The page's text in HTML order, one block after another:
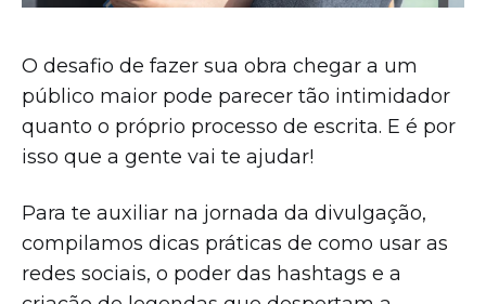
O desafio de fazer sua obra chegar a um
público maior pode parecer tão intimidador
quanto o próprio processo de escrita. E é por
isso que a gente vai te ajudar!
Para te auxiliar na jornada da divulgação,
compilamos dicas práticas de como usar as
redes sociais, o poder das hashtags e a